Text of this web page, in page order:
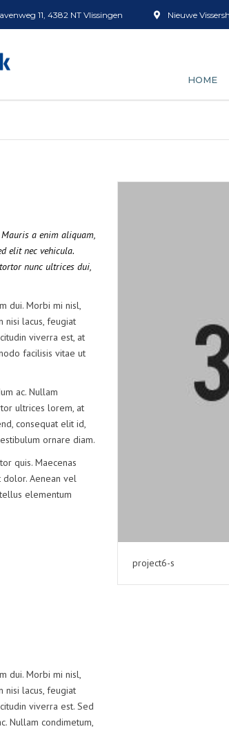
11, 4382 NT Vlissingen Nieuwe
HOME
a enim aliquam,
elit nec vehicula.
nunc ultrices dui,
dui. Morbi mi nisl,
nisi lacus, feugiat
viverra est, at
facilisis vitae ut
ac. Nullam
ultrices lorem, at
consequat elit id,
ornare diam.
quis. Maecenas
dolor. Aenean vel
elementum
dui. Morbi mi nisl,
nisi lacus, feugiat
viverra est. Sed
Nullam condimetum,
project6-s